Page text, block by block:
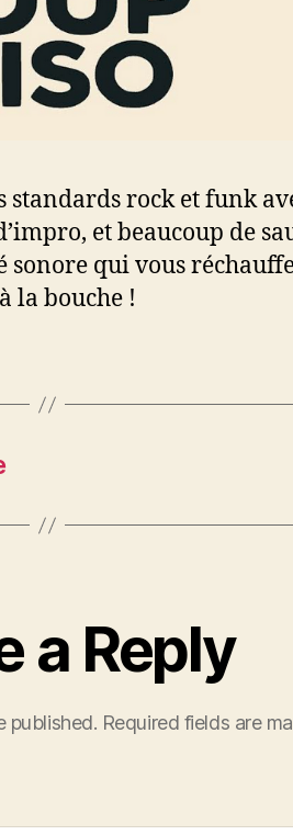
rock et funk
et beaucoup de
sonore qui vous
la bouche !
a Reply
published. Required fields are